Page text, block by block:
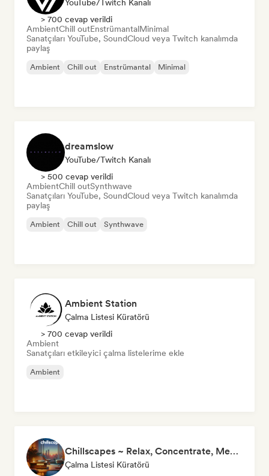
YouTube/Twitch Kanalı
> 700 cevap verildi
AmbientChill outEnstrümantalMinimal
Sanatçıları YouTube, SoundCloud veya Twitch kanalımda
paylaş
Ambient Chill out Enstrümantal Minimal
dreamslow
YouTube/Twitch Kanalı
> 500 cevap verildi
AmbientChill outSynthwave
Sanatçıları YouTube, SoundCloud veya Twitch kanalımda
paylaş
Ambient Chill out Synthwave
Ambient Station
Çalma Listesi Küratörü
> 700 cevap verildi
Ambient
Sanatçıları etkileyici çalma listelerime ekle
Ambient
Chillscapes ~ Relax, Concentrate, Meditate, Sleep, Dream
Çalma Listesi Küratörü